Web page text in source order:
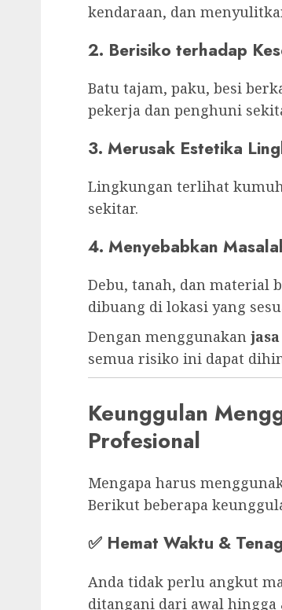
kendaraan, dan
2. Berisiko terhadap
Batu tajam, paku, besi
pekerja dan penghuni
3. Merusak Estetika
Lingkungan terlihat
sekitar.
4. Menyebabkan
Debu, tanah, dan material
dibuang di lokasi yang
Dengan menggunakan
semua risiko ini dapat
Keunggulan
Profesional
Mengapa harus
Berikut beberapa
✅ Hemat Waktu &
Anda tidak perlu angkut
ditangani dari awal hingga